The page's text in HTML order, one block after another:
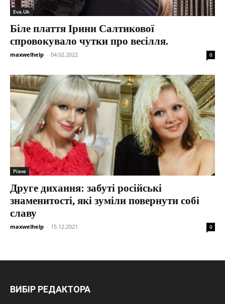
Eva.Uk
Біле плаття Ірини Салтикової
спровокувало чутки про весілля.
maxwelhelp - 04.02.2022 0
Різне
Друге дихання: забуті російські
знаменитості, які зуміли повернути собі
славу
maxwelhelp - 15.12.2021 0
ВИБІР РЕДАКТОРА